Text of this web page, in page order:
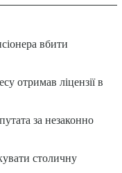
вбити
отримав ліцензії в
за незаконно
столичну